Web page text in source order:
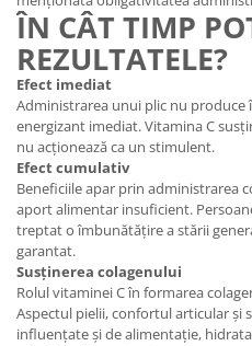
ÎN CÂT TIMP
REZULTATELE?
Efect imediat
Administrarea unui plic nu
energizant imediat. Vitamina C
nu acționează ca un stimulent.
Efect cumulativ
Beneficiile apar prin administrarea
aport alimentar insuficient.
treptat o îmbunătățire a stării
garantat.
Susținerea colagenului
Rolul vitaminei C în formarea
Aspectul pielii, confortul articular și
influențate și de alimentație,